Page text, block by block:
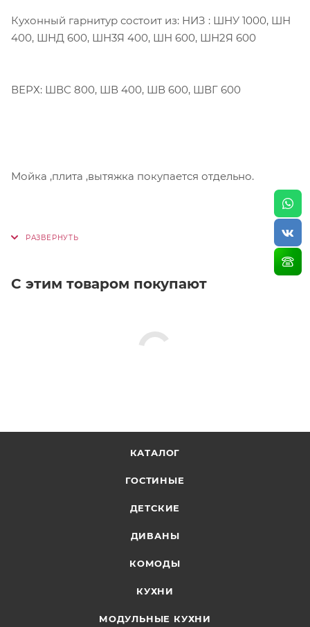
Кухонный гарнитур состоит из: НИЗ : ШНУ 1000, ШН
400, ШНД 600, ШН3Я 400, ШН 600, ШН2Я 600
ВЕРХ: ШВС 800, ШВ 400, ШВ 600, ШВГ 600
Мойка ,плита ,вытяжка покупается отдельно.
С этим товаром покупают
КАТАЛОГ
ГОСТИНЫЕ
ДЕТСКИЕ
ДИВАНЫ
КОМОДЫ
КУХНИ
МОДУЛЬНЫЕ КУХНИ